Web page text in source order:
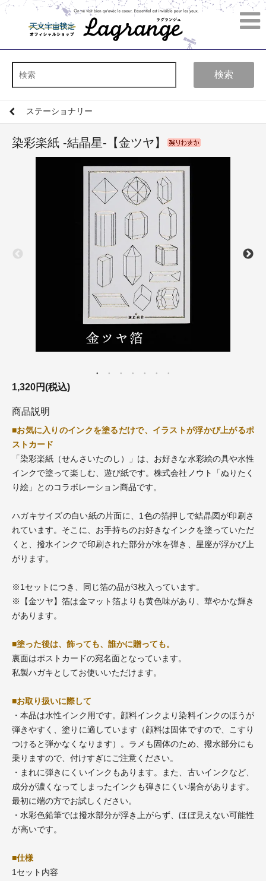
検索
ステーショナリー
染彩楽紙 -結晶星-【金ツヤ】
1,320円(税込)
商品説明
■お気に入りのインクを塗るだけで、イラストが浮かび上がるポ
ストカード
「染彩楽紙（せんさいたのし）」は、お好きな水彩絵の具や水性
インクで塗って楽しむ、遊び紙です。株式会社ノウト「ぬりたく
り絵」とのコラボレーション商品です。
ハガキサイズの白い紙の片面に、1色の箔押しで結晶図が印刷さ
れています。そこに、お手持ちのお好きなインクを塗っていただ
くと、撥水インクで印刷された部分が水を弾き、星座が浮かび上
がります。
※1セットにつき、同じ箔の品が3枚入っています。
※【金ツヤ】箔は金マット箔よりも黄色味があり、華やかな輝き
があります。
■塗った後は、飾っても、誰かに贈っても。
裏面はポストカードの宛名面となっています。
私製ハガキとしてお使いいただけます。
■お取り扱いに際して
・本品は水性インク用です。顔料インクより染料インクのほうが
弾きやすく、塗りに適しています（顔料は固体ですので、こすり
つけると弾かなくなります）。ラメも固体のため、撥水部分にも
乗りますので、付けすぎにご注意ください。
・まれに弾きにくいインクもあります。また、古いインクなど、
成分が濃くなってしまったインクも弾きにくい場合があります。
最初に端の方でお試しください。
・水彩色鉛筆では撥水部分が浮き上がらず、ほぼ見えない可能性
が高いです。
■仕様
1セット内容